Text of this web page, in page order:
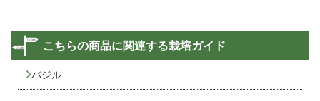
こちらの商品に関連する栽培ガイド
バジル